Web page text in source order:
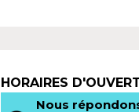
HORAIRES
Nous